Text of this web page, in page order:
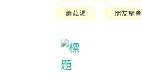
蘑菇湯 朋友聚會